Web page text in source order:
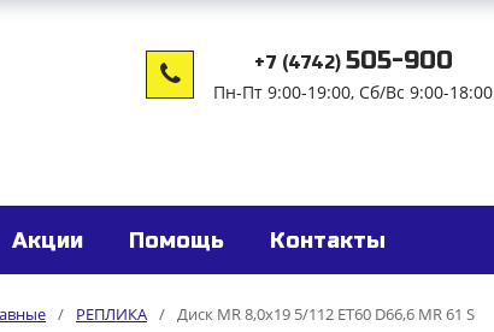
+7 (4742) 505-900
Пн-Пт 9:00-19:00, Сб/Вс 9:00-18:00
Акции Помощь Контакты
/ РЕПЛИКА / Диск MR 8,0x19 5/112 ET60 D66,6 MR 61 S